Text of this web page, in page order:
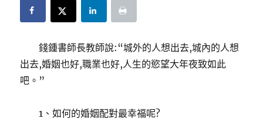
錢鍾書師長教師說:“城外的人想出去,城內的人想
出去,婚姻也好,職業也好,人生的慾望大年夜致如此
吧。”
1、如何的婚姻配對最幸福呢?